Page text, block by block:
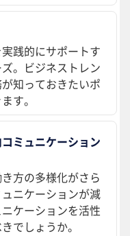
践的にサポートす
。ビジネストレン
知っておきたいポ
す。
ミュニケーション
方の多様化がさら
ニケーションが減
ケーションを活性
でしょうか。